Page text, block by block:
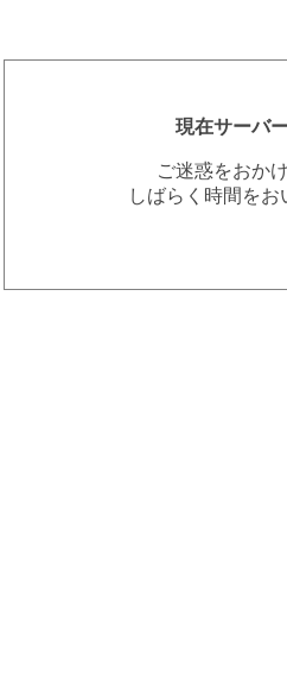
現在サーバ
ご迷惑をおか
しばらく時間を